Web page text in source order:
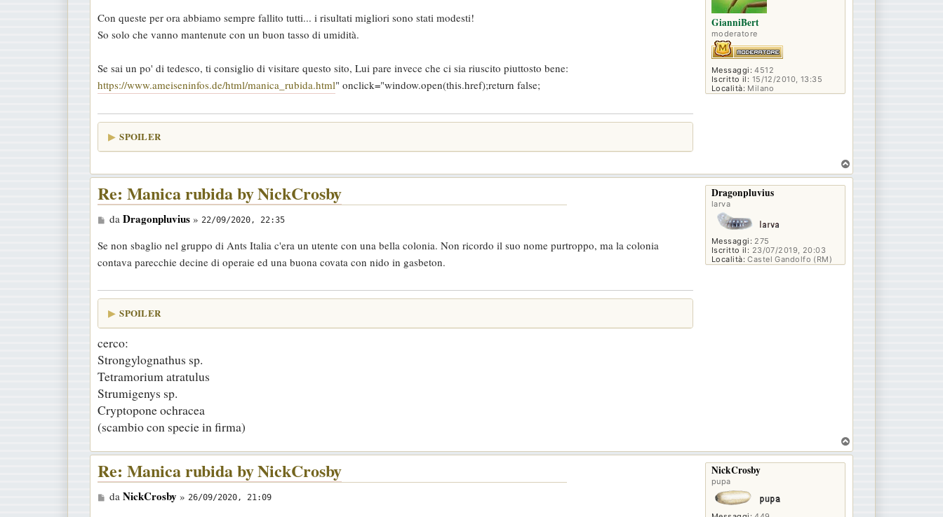
GianniBert
moderatore
Messaggi: 4512
Iscritto il: 15/12/2010, 13:35
Località: Milano
s
s
g
g
o
Con queste per ora abbiamo sempre fallito tutti... i risultati migliori sono stati modesti!
So solo che vanno mantenute con un buon tasso di umidità.
Se sai un po' di tedesco, ti consiglio di visitare questo sito, Lui pare invece che ci sia riuscito piuttosto bene:
https://www.ameiseninfos.de/html/manica_rubida.html" onclick="window.open(this.href);return false;
SPOILER
o
Dragonpluvius
larva
Messaggi: 275
Iscritto il: 23/07/2019, 20:03
Località: Castel Gandolfo (RM)
Re: Manica rubida by NickCrosby
M
s
s
g
g
da Dragonpluvius» 22/09/2020, 22:35
Se non sbaglio nel gruppo di Ants Italia c'era un utente con una bella colonia. Non ricordo il suo nome purtroppo, ma la colonia
contava parecchie decine di operaie ed una buona covata con nido in gasbeton.
SPOILER
cerco:
Strongylognathus sp.
Tetramorium atratulus
Strumigenys sp.
Cryptopone ochracea
(scambio con specie in firma)
o
NickCrosby
pupa
Re: Manica rubida by NickCrosby
M
da NickCrosby » 26/09/2020, 21:09